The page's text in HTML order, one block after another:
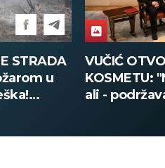
I
nikakvo
ZELENSKI
DOČEKALA
ĐEDOVIĆ